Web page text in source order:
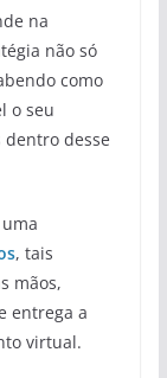
na
não só
como
o seu
desse
, tais
mãos,
entrega a
virtual.